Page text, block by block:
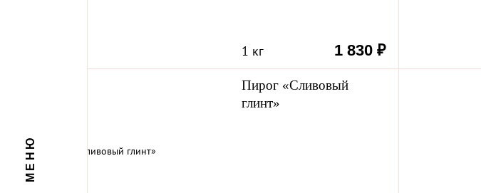
МЕНЮ
1 кг 1 830 ₽
Пирог «Сливовый
глинт»